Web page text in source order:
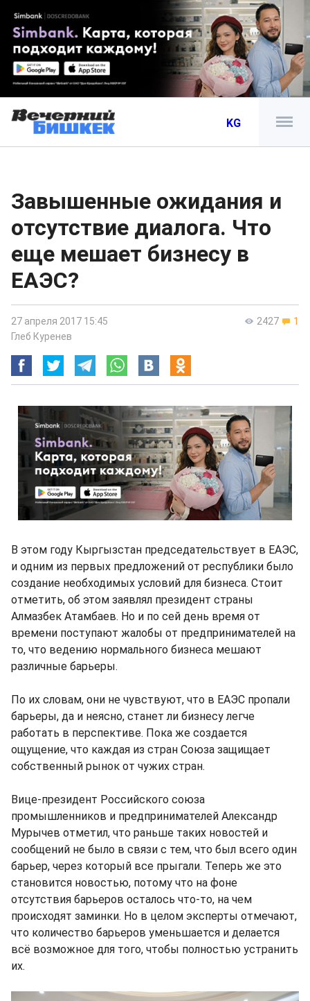
KG
Завышенные ожидания и
отсутствие диалога. Что
еще мешает бизнесу в
ЕАЭС?
2427 1
27 апреля 2017 15:45
Глеб Куренев
В этом году Кыргызстан председательствует в ЕАЭС,
и одним из первых предложений от республики было
создание необходимых условий для бизнеса. Стоит
отметить, об этом заявлял президент страны
Алмазбек Атамбаев. Но и по сей день время от
времени поступают жалобы от предпринимателей на
то, что ведению нормального бизнеса мешают
различные барьеры.
По их словам, они не чувствуют, что в ЕАЭС пропали
барьеры, да и неясно, станет ли бизнесу легче
работать в перспективе. Пока же создается
ощущение, что каждая из стран Союза защищает
собственный рынок от чужих стран.
Вице-президент Российского союза
промышленников и предпринимателей Александр
Мурычев отметил, что раньше таких новостей и
сообщений не было в связи с тем, что был всего один
барьер, через который все прыгали. Теперь же это
становится новостью, потому что на фоне
отсутствия барьеров осталось что-то, на чем
происходят заминки. Но в целом эксперты отмечают,
что количество барьеров уменьшается и делается
всё возможное для того, чтобы полностью устранить
их.